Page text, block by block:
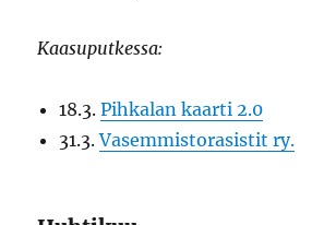
Kaasuputkessa:
18.3.Pihkalan kaarti 2.0
31.3.Vasemmistorasistit ry.